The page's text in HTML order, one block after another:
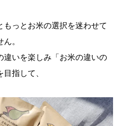
っとお米の選択を迷わせて
。
違いを楽しみ「お米の違いの
指して、